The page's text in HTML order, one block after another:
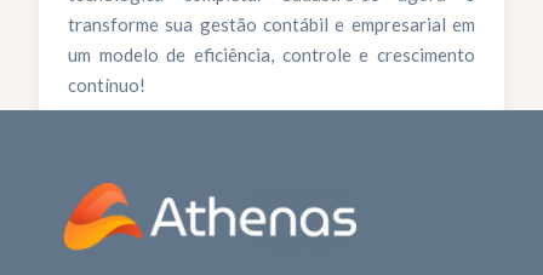
transforme sua gestão contábil e empresarial em
um modelo de eficiência, controle e crescimento
contínuo!